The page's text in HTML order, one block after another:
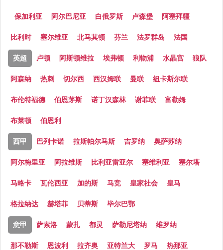
保加利亚 阿尔巴尼亚 白俄罗斯 卢森堡 阿塞拜疆
比利时 塞尔维亚 北马其顿 芬兰 法罗群岛 法国
英超 卢顿 阿斯顿维拉 埃弗顿 利物浦 水晶宫 狼队
阿森纳 热刺 切尔西 西汉姆联 曼联 纽卡斯尔联
布伦特福德 伯恩茅斯 诺丁汉森林 谢菲联 富勒姆
布莱顿 伯恩利
西甲 巴列卡诺 拉斯帕尔马斯 吉罗纳 奥萨苏纳
阿尔梅里亚 阿拉维斯 比利亚雷亚尔 塞维利亚 塞尔塔
马略卡 瓦伦西亚 加的斯 马竞 皇家社会 皇马
格拉纳达 赫塔菲 贝蒂斯 毕尔巴鄂
意甲 萨索洛 蒙扎 都灵 萨勒尼塔纳 维罗纳
那不勒斯 恩波利 拉齐奥 亚特兰大 罗马 热那亚